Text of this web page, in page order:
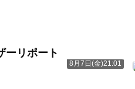
ーリポート
8月7日(金)21:01